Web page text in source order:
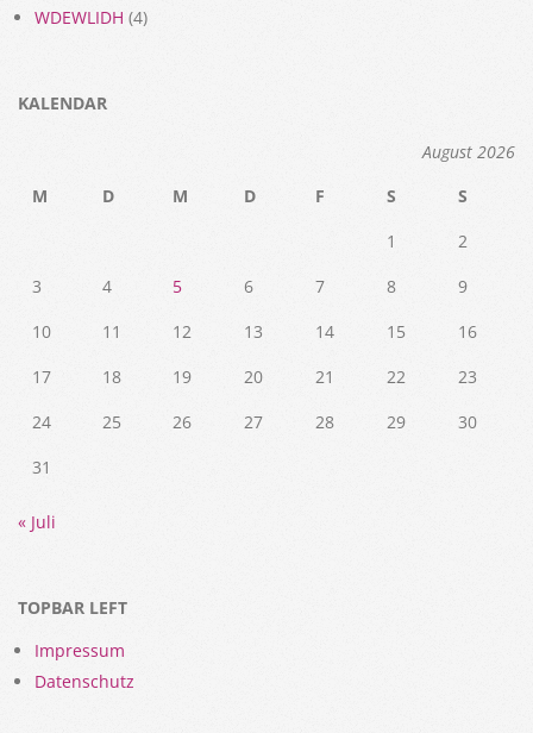
WDEWLIDH (4)
KALENDAR
August 2026
M
D M D F S
S
1
2
3
4 5 6 7 8
9
10
11 12 13 14 15
16
17
18 19 20 21 22
23
24
25 26 27 28 29
30
31
« Juli
TOPBAR LEFT
Impressum
Datenschutz